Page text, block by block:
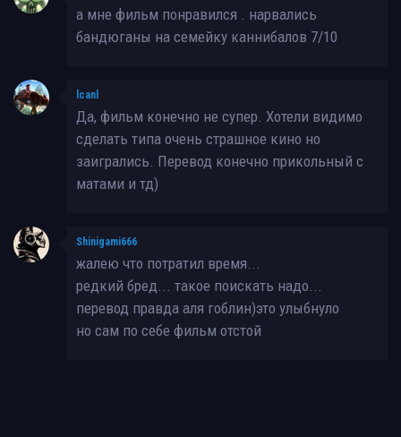
а мне фильм понравился . нарвались
бандюганы на семейку каннибалов 7/10
lcanl
Да, фильм конечно не супер. Хотели видимо
сделать типа очень страшное кино но
заигрались. Перевод конечно прикольный с
матами и тд)
Shinigami666
жалею что потратил время...
редкий бред... такое поискать надо...
перевод правда аля гоблин)это улыбнуло
но сам по себе фильм отстой